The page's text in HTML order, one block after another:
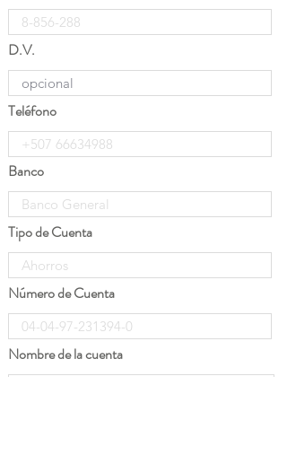
D.V.
Teléfono
Banco
Tipo de Cuenta
Número de Cuenta
Nombre de la cuenta